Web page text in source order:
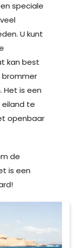
speciale
U kunt
kan best
brommer
Het is een
te
openbaar
de
is een